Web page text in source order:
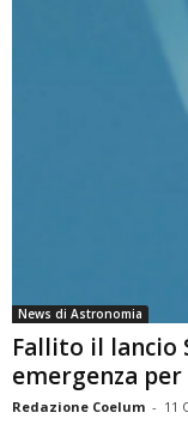
News di Astronomia
Fallito il lancio
emergenza per
Redazione Coelum - 11